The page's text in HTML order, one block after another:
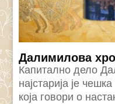
Далимилова
Капитално дело
најстарија је
која говори о